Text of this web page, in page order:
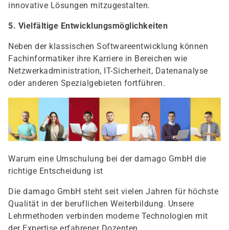
innovative Lösungen mitzugestalten.
5. Vielfältige Entwicklungsmöglichkeiten
Neben der klassischen Softwareentwicklung können
Fachinformatiker ihre Karriere in Bereichen wie
Netzwerkadministration, IT-Sicherheit, Datenanalyse
oder anderen Spezialgebieten fortführen.
Warum eine Umschulung bei der damago GmbH die
richtige Entscheidung ist
Die damago GmbH steht seit vielen Jahren für höchste
Qualität in der beruflichen Weiterbildung. Unsere
Lehrmethoden verbinden moderne Technologien mit